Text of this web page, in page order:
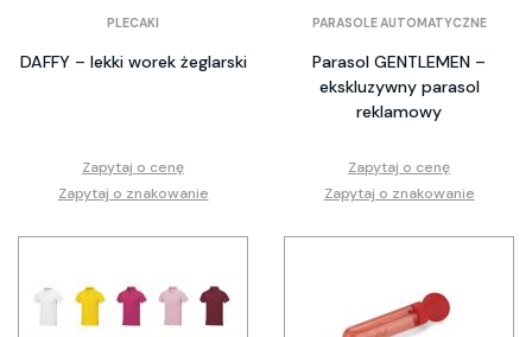
PLECAKI
DAFFY – lekki worek żeglarski
Zapytaj o cenę
Zapytaj o znakowanie
PARASOLE AUTOMATYCZNE
Parasol GENTLEMEN –
ekskluzywny parasol
reklamowy
Zapytaj o cenę
Zapytaj o znakowanie